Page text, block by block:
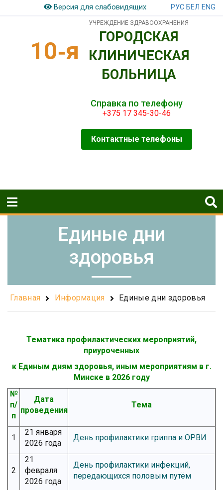
Версия для слабовидящих РУС БЕЛ ENG
10‑я
УЧРЕЖДЕНИЕ ЗДРАВООХРАНЕНИЯ
ГОРОДСКАЯ
КЛИНИЧЕСКАЯ
БОЛЬНИЦА
Справка по телефону
+375 17 345-30-46
Контактные телефоны
Единые дни
здоровья
Главная Информация Единые дни здоровья
Тематика профилактических мероприятий,
приуроченных
к Единым дням здоровья, иным мероприятиям в г.
Минске в 2026 году
№
п/
п
Дата
проведения
Тема
1
21 января
2026 года
День профилактики гриппа и ОРВИ
2
21
февраля
2026 года
День профилактики инфекций,
передающихся половым путём